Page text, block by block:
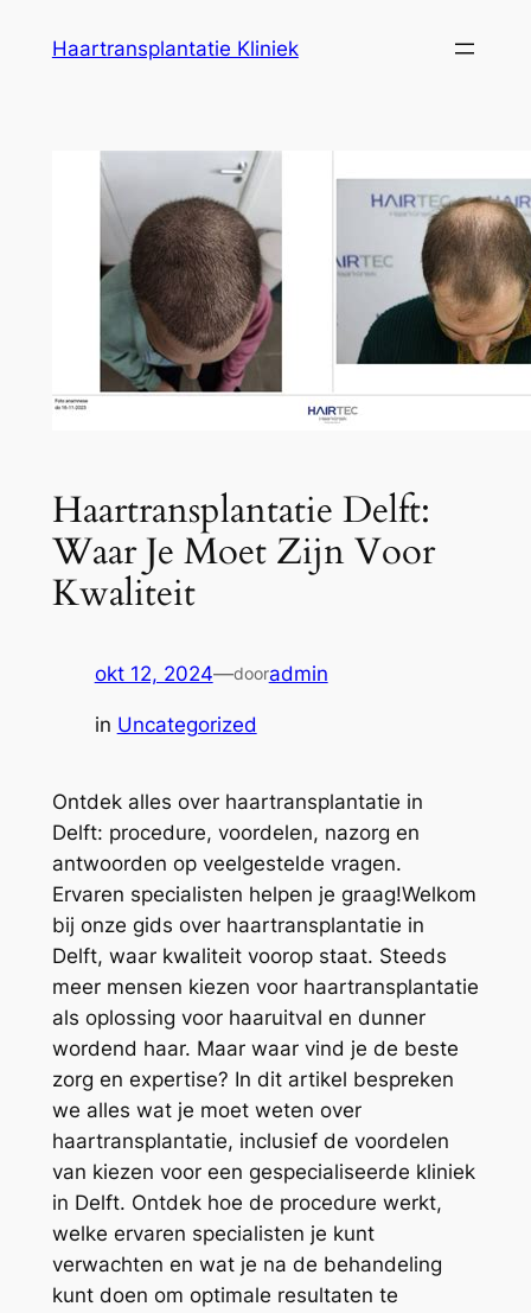
Haartransplantatie Kliniek
Haartransplantatie Delft:
Waar Je Moet Zijn Voor
Kwaliteit
okt 12, 2024—dooradmin
in Uncategorized
Ontdek alles over haartransplantatie in
Delft: procedure, voordelen, nazorg en
antwoorden op veelgestelde vragen.
Ervaren specialisten helpen je graag!Welkom
bij onze gids over haartransplantatie in
Delft, waar kwaliteit voorop staat. Steeds
meer mensen kiezen voor haartransplantatie
als oplossing voor haaruitval en dunner
wordend haar. Maar waar vind je de beste
zorg en expertise? In dit artikel bespreken
we alles wat je moet weten over
haartransplantatie, inclusief de voordelen
van kiezen voor een gespecialiseerde kliniek
in Delft. Ontdek hoe de procedure werkt,
welke ervaren specialisten je kunt
verwachten en wat je na de behandeling
kunt doen om optimale resultaten te